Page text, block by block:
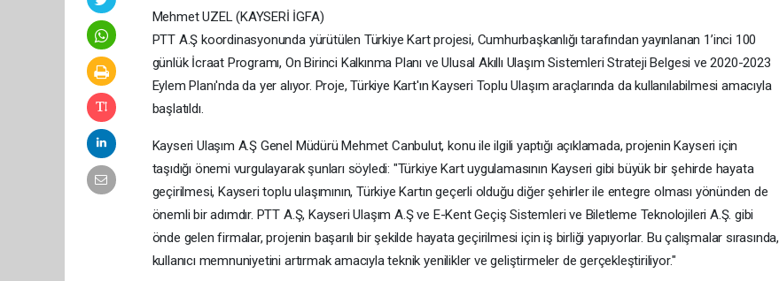
Mehmet UZEL (KAYSERİ İGFA)
PTT A.Ş koordinasyonunda yürütülen Türkiye Kart projesi, Cumhurbaşkanlığı tarafından yayınlanan 1’inci 100
günlük İcraat Programı, On Birinci Kalkınma Planı ve Ulusal Akıllı Ulaşım Sistemleri Strateji Belgesi ve 2020-2023
Eylem Planı'nda da yer alıyor. Proje, Türkiye Kart'ın Kayseri Toplu Ulaşım araçlarında da kullanılabilmesi amacıyla
başlatıldı.
Kayseri Ulaşım A.Ş Genel Müdürü Mehmet Canbulut, konu ile ilgili yaptığı açıklamada, projenin Kayseri için
taşıdığı önemi vurgulayarak şunları söyledi: "Türkiye Kart uygulamasının Kayseri gibi büyük bir şehirde hayata
geçirilmesi, Kayseri toplu ulaşımının, Türkiye Kartın geçerli olduğu diğer şehirler ile entegre olması yönünden de
önemli bir adımdır. PTT A.Ş, Kayseri Ulaşım A.Ş ve E-Kent Geçiş Sistemleri ve Biletleme Teknolojileri A.Ş. gibi
önde gelen firmalar, projenin başarılı bir şekilde hayata geçirilmesi için iş birliği yapıyorlar. Bu çalışmalar sırasında,
kullanıcı memnuniyetini artırmak amacıyla teknik yenilikler ve geliştirmeler de gerçekleştiriliyor."